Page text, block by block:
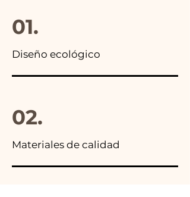
01.
Diseño ecológico
02.
Materiales de calidad